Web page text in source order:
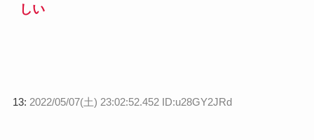
しい
13: 2022/05/07(土) 23:02:52.452 ID:u28GY2JRd